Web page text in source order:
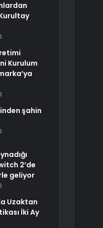
Kurulum
şahin
2’de
geliyor
Uzaktan
İki Ay